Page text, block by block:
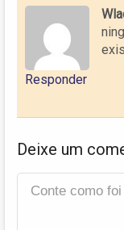
Responder
Deixe um